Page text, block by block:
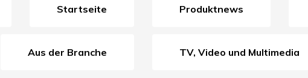
Startseite Produktnews
Aus der Branche TV, Video und Multimedia